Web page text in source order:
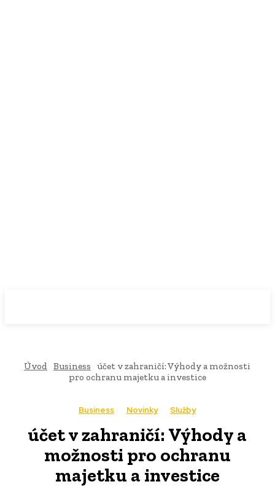
Úvod Business
účet v zahraničí: Výhody a možnosti
pro ochranu majetku a investice
Business Novinky Služby
účet v zahraničí: Výhody a
možnosti pro ochranu
majetku a investice